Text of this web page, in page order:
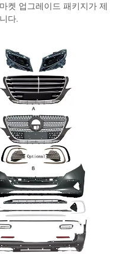
켓 업그레이드 패키지가 제
다.